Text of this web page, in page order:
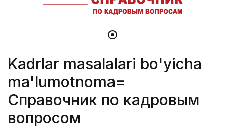
Kadrlar masalalari bo'yicha
ma'lumotnoma=
Справочник по кадровым
вопросом